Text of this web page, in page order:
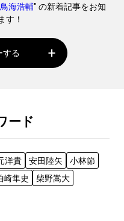
鳥海浩輔" の新着記事をお知
す！
する
ード
洋貴 安田陸矢
小林節
崎隼史
柴野嵩大